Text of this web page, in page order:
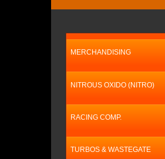
MERCHANDISING
NITROUS OXIDO (NITRO)
RACING COMP.
TURBOS & WASTEGATE